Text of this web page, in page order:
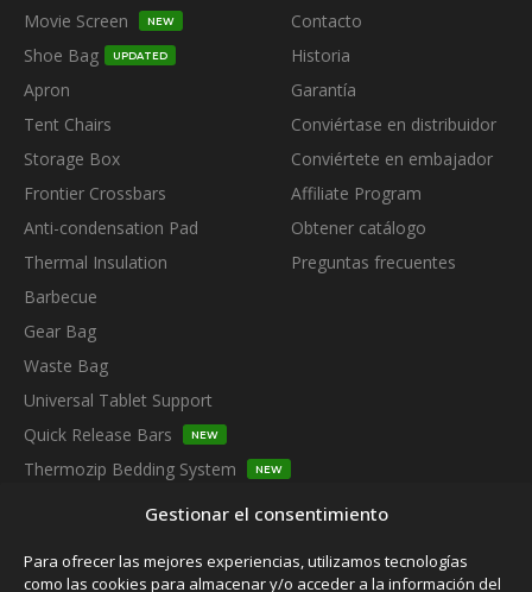
Gestionar el consentimiento
Para ofrecer las mejores experiencias, utilizamos tecnologías
como las cookies para almacenar y/o acceder a la información del
Movie Screen NEW
Shoe Bag UPDATED
Apron
Tent Chairs
Storage Box
Frontier Crossbars
Anti-condensation Pad
Thermal Insulation
Barbecue
Gear Bag
Waste Bag
Universal Tablet Support
Quick Release Bars
NEW
Thermozip Bedding System NEW
Contacto
Historia
Garantía
Conviértase en distribuidor
Conviértete en embajador
Affiliate Program
Obtener catálogo
Preguntas frecuentes